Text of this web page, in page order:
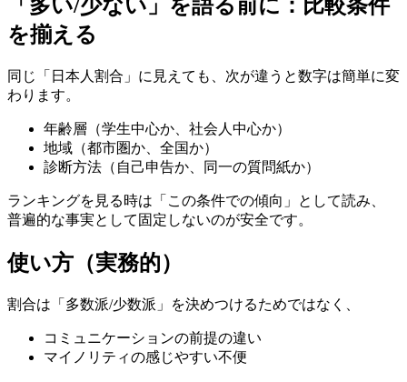
「多い/少ない」を語る前に：比較条件
を揃える
同じ「日本人割合」に見えても、次が違うと数字は簡単に変
わります。
年齢層（学生中心か、社会人中心か）
地域（都市圏か、全国か）
診断方法（自己申告か、同一の質問紙か）
ランキングを見る時は「この条件での傾向」として読み、
普遍的な事実として固定しないのが安全です。
使い方（実務的）
割合は「多数派/少数派」を決めつけるためではなく、
コミュニケーションの前提の違い
マイノリティの感じやすい不便